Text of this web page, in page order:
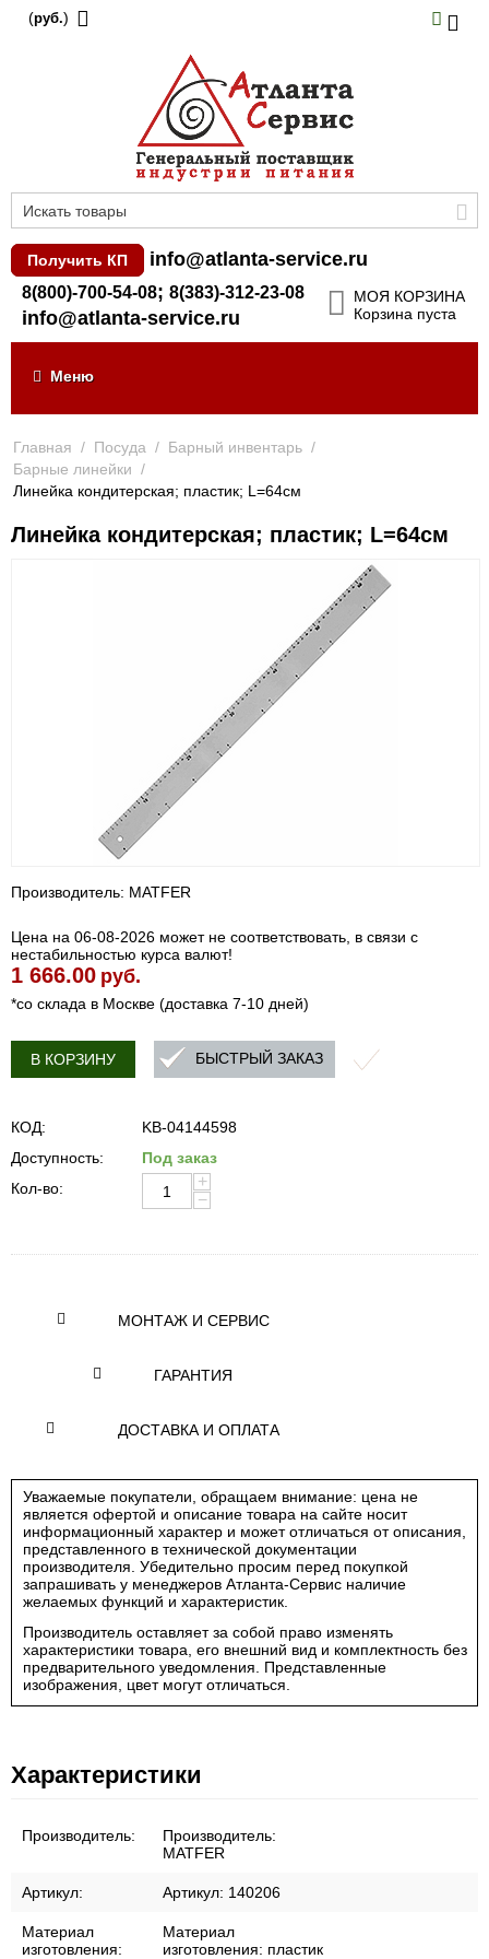
(руб.)
Получить КП info@atlanta-service.ru
8(800)-700-54-08; 8(383)-312-23-08
info@atlanta-service.ru
МОЯ КОРЗИНА
Корзина пуста
Меню
Главная / Посуда / Барный инвентарь /
Барные линейки /
Линейка кондитерская; пластик; L=64см
Линейка кондитерская; пластик; L=64см
Производитель: MATFER
Цена на 06-08-2026 может не соответствовать, в связи с
нестабильностью курса валют!
1 666.00 руб.
*со склада в Москве (доставка 7-10 дней)
В КОРЗИНУ БЫСТРЫЙ ЗАКАЗ
КОД:
KB-04144598
Доступность:
Под заказ
Кол-во:
+
−
МОНТАЖ И СЕРВИС
ГАРАНТИЯ
ДОСТАВКА И ОПЛАТА
Уважаемые покупатели, обращаем внимание: цена не
является офертой и описание товара на сайте носит
информационный характер и может отличаться от описания,
представленного в технической документации
производителя. Убедительно просим перед покупкой
запрашивать у менеджеров Атланта-Сервис наличие
желаемых функций и характеристик.
Производитель оставляет за собой право изменять
характеристики товара, его внешний вид и комплектность без
предварительного уведомления. Представленные
изображения, цвет могут отличаться.
Характеристики
Производитель:
Производитель:
MATFER
Артикул: Артикул: 140206
Материал
изготовления:
Материал
изготовления: пластик